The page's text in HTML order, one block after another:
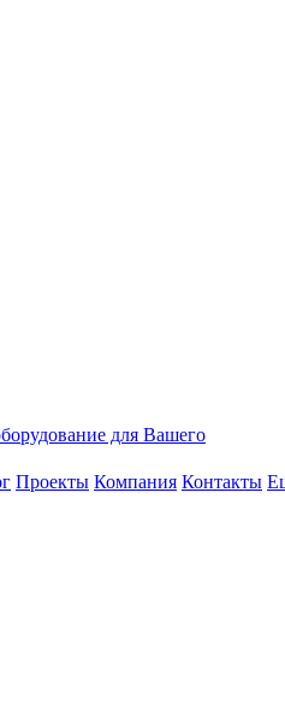
Проекты Компания Контакты